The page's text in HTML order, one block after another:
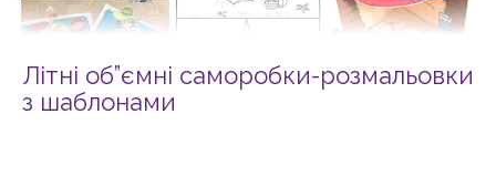
Літні об”ємні саморобки-розмальовки
з шаблонами